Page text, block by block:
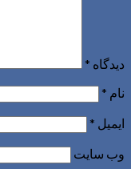
دیدگاه *
نام *
ایمیل *
وب‌ سایت